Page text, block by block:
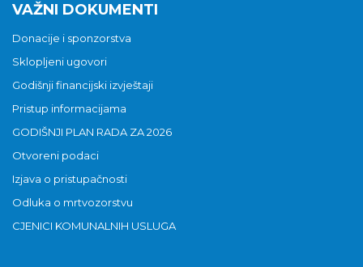
VAŽNI DOKUMENTI
Donacije i sponzorstva
Sklopljeni ugovori
Godišnji financijski izvještaji
Pristup informacijama
GODIŠNJI PLAN RADA ZA 2026
Otvoreni podaci
Izjava o pristupačnosti
Odluka o mrtvozorstvu
CJENICI KOMUNALNIH USLUGA